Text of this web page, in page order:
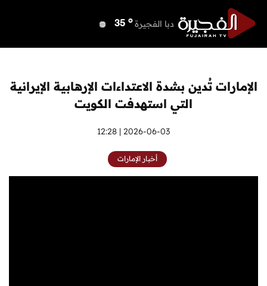
دبا الفجيرة 35 o
o
راس الخيمة o
الفجيرة 34 o
الإمارات تُدين بشدة الاعتداءات الإرهابية الإيرانية
التي استهدفت الكويت
2026-06-03 | 12:28
أخبار الإمارات